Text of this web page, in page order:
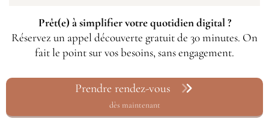
Prêt(e) à simplifier votre quotidien digital ?
Réservez un appel découverte gratuit de 30 minutes. On
fait le point sur vos besoins, sans engagement.
Prendre rendez-vous
dès maintenant